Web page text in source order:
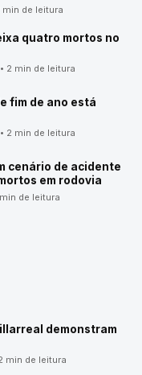
de leitura
quatro mortos no
2 min de leitura
fim de ano está
2 min de leitura
cenário de acidente
em rodovia
de leitura
demonstram
min de leitura